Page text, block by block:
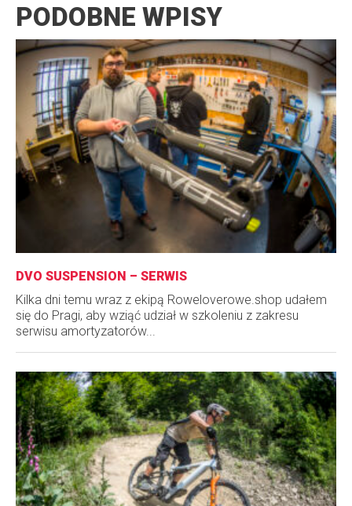
PODOBNE WPISY
DVO SUSPENSION – SERWIS
Kilka dni temu wraz z ekipą Roweloverowe.shop udałem
się do Pragi, aby wziąć udział w szkoleniu z zakresu
serwisu amortyzatorów...